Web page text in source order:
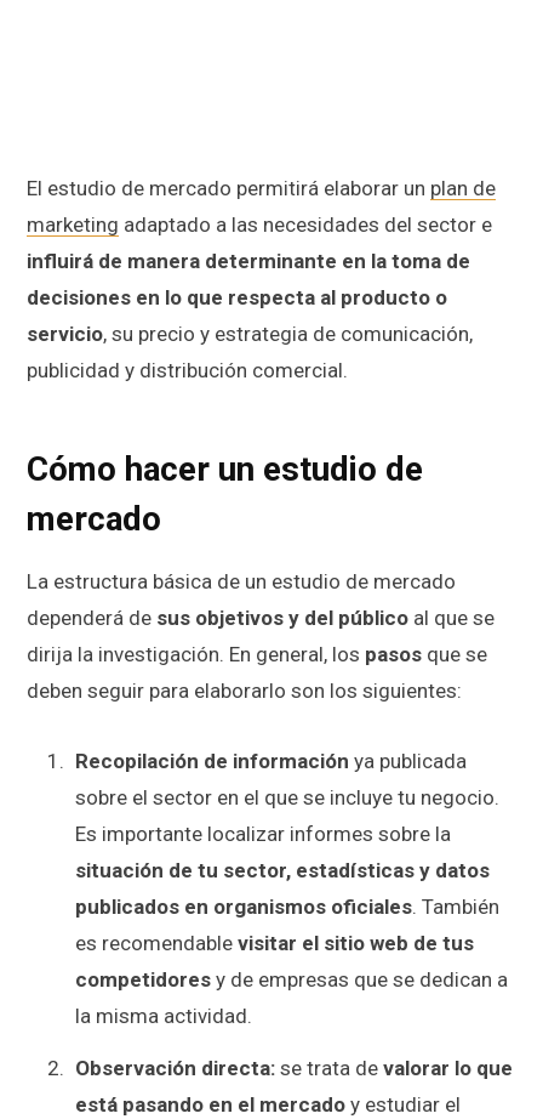
El estudio de mercado permitirá elaborar un plan de
marketing adaptado a las necesidades del sector e
influirá de manera determinante en la toma de
decisiones en lo que respecta al producto o
servicio, su precio y estrategia de comunicación,
publicidad y distribución comercial.
Cómo hacer un estudio de
mercado
La estructura básica de un estudio de mercado
dependerá de sus objetivos y del público al que se
dirija la investigación. En general, los pasos que se
deben seguir para elaborarlo son los siguientes:
Recopilación de información ya publicada
sobre el sector en el que se incluye tu negocio.
Es importante localizar informes sobre la
situación de tu sector, estadísticas y datos
publicados en organismos oficiales. También
es recomendable visitar el sitio web de tus
competidores y de empresas que se dedican a
la misma actividad.
Observación directa: se trata de valorar lo que
está pasando en el mercado y estudiar el